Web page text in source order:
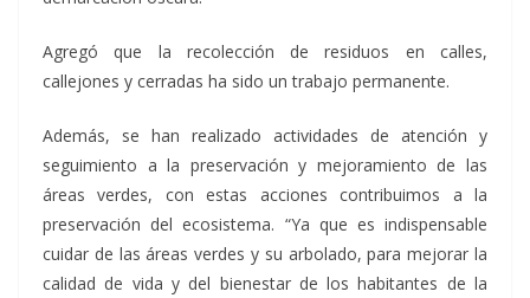
Agregó que la recolección de residuos en calles,
callejones y cerradas ha sido un trabajo permanente.
Además, se han realizado actividades de atención y
seguimiento a la preservación y mejoramiento de las
áreas verdes, con estas acciones contribuimos a la
preservación del ecosistema. “Ya que es indispensable
cuidar de las áreas verdes y su arbolado, para mejorar la
calidad de vida y del bienestar de los habitantes de la